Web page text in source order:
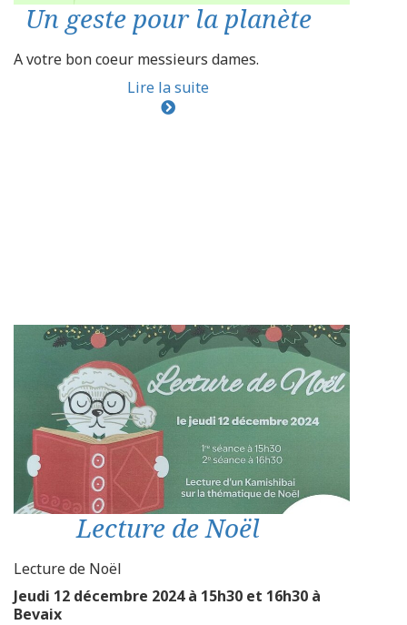
Un geste pour la planète
A votre bon coeur messieurs dames.
Lire la suite
Lecture de Noël
Lecture de Noël
Jeudi 12 décembre 2024 à 15h30 et 16h30 à
Bevaix